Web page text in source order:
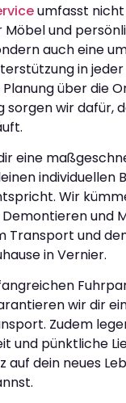
umfasst
und
auch eine
in jeder
Planung über die
sorgen wir dafür,
eine
individuellen
Wir
und
Transport und
in Vernier.
wir dir
Zudem
und pünktliche
auf dein neues